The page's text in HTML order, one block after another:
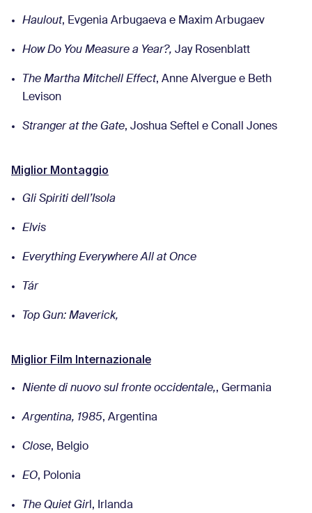
Haulout, Evgenia Arbugaeva e Maxim Arbugaev
How Do You Measure a Year?, Jay Rosenblatt
The Martha Mitchell Effect, Anne Alvergue e Beth
Levison
Stranger at the Gate, Joshua Seftel e Conall Jones
Miglior Montaggio
Gli Spiriti dell’Isola
Elvis
Everything Everywhere All at Once
Tár
Top Gun: Maverick,
Miglior Film Internazionale
Niente di nuovo sul fronte occidentale,, Germania
Argentina, 1985, Argentina
Close, Belgio
EO, Polonia
The Quiet Girl, Irlanda